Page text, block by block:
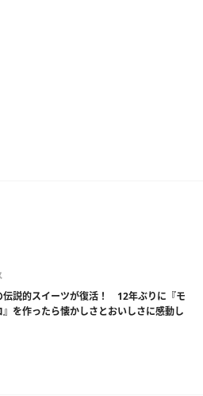
伝説的スイーツが復活！ 12年ぶりに『モ
』を作ったら懐かしさとおいしさに感動し